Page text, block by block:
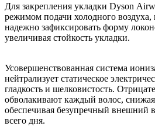
Для закрепления укладки Dyson
режимом подачи холодного воздуха,
надежно зафиксировать форму
увеличивая стойкость укладки.
Усовершенствованная система
нейтрализует статическое
гладкость и шелковистость.
обволакивают каждый волос,
обеспечивая безупречный внешний
всего дня.